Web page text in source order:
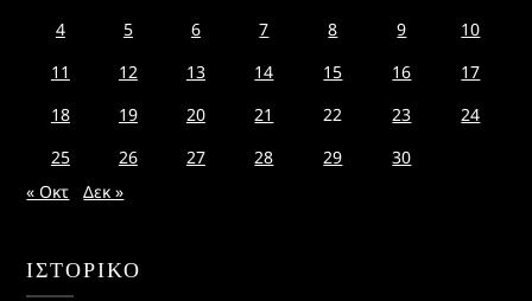
4
5 6 7 8 9
10
11
12 13 14 15 16
17
18
19 20 21 22 23
24
25
26 27 28 29
30
« Οκτ
Δεκ »
ΙΣΤΟΡΙΚΌ